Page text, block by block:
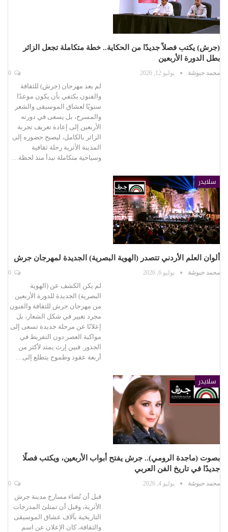
(جرش) يكتب فصلاً جديدًا من الحكاية.. خطة متكاملة تجعل الزائر
بطل الدورة الأربعين
محمد حبوشة يوليو 12, 2026
لم يعد مهرجان (جرش) للثقافة
والفنون يكتفي بأن يكون موعدًا
سنويًا لعشاق الموسيقى والشعر
والمسرح، بل يسعى في دورته
الأربعين إلى إعادة تعريف تجربة
الزائر بالكامل، ليصبح حضوره إلى
المدينة الأثرية رحلة ثقافية
وسياحية متكاملة تبدأ منذ لحظة…
سلايدر
ألوان العلم الأردني تتصدر (الهوية البصرية) الجديدة لمهرجان جرش
محمد حبوشة يوليو 6, 2026
لم يكن الكشف عن (الهوية
البصرية) الجديدة للدورة الأربعين
من مهرجان جرش للثقافة والفنون
مجرد تغيير في شكل الشعار، بل
إعلانًا عن مرحلة جديدة تسعى إلى
مواكبة العصر دون التفريط في
الجذور. فبين إرث يمتد لأكثر من
أربعة عقود وطموح يتطلع إلى…
سلايدر
بصوت (ماجدة الرومي).. جرش يفتح أبواب الأربعين، ويكتب فصلًا
جديدًا في تاريخ الفن العربي
محمد حبوشة يوليو 4, 2026
قبل أن تُضاء مسارح مدينة جرش
الأثرية، وقبل أن تمتلئ المدرجات
التاريخية بآلاف عشاق الموسيقى
والثقافة، كان الإعلان عن اسم